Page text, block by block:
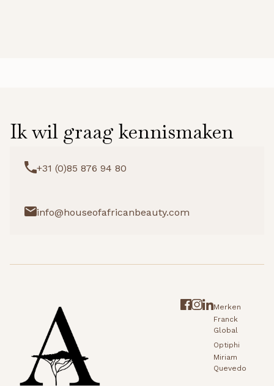
Ik wil graag kennismaken
+31 (0)85 876 94 80
info@houseofafricanbeauty.com
Merken
Franck
Global
Optiphi
Miriam
Quevedo